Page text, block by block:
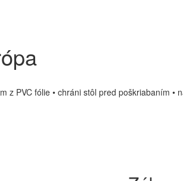
PVC fólie • chráni stôl pred poškriabaním